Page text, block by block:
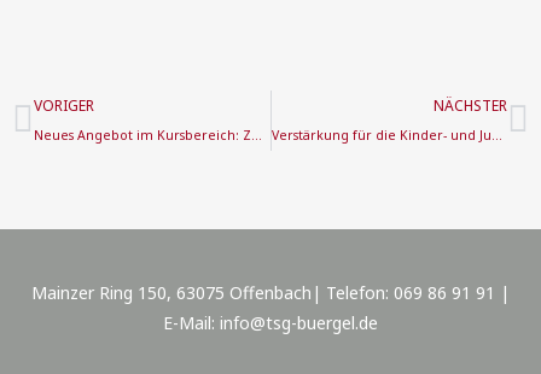
Zurück
VORIGER
Neues Angebot im Kursbereich: Zumba Gold Kurs startet im Januar
NÄCHSTER
Verstärkung für die Kinder- und Jugendarbeit gesucht
Mainzer Ring 150, 63075 Offenbach| Telefon: 069 86 91 91 |
E-Mail: info@tsg-buergel.de